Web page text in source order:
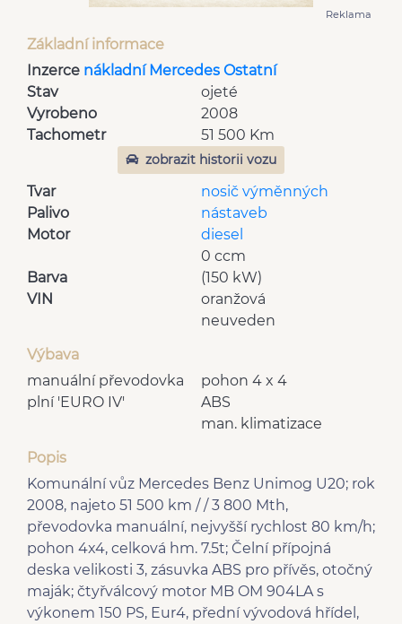
Reklama
Základní informace
Inzerce nákladní Mercedes Ostatní
Stav
ojeté
Vyrobeno
2008
Tachometr
51 500 Km
zobrazit historii vozu
Tvar
nosič výměnných
nástaveb
Palivo
diesel
Motor
0 ccm
(150 kW)
Barva
oranžová
VIN
neuveden
Výbava
pohon 4 x 4
manuální převodovka
ABS
plní 'EURO IV'
man. klimatizace
Popis
Komunální vůz Mercedes Benz Unimog U20; rok
2008, najeto 51 500 km / / 3 800 Mth,
převodovka manuální, nejvyšší rychlost 80 km/h;
pohon 4x4, celková hm. 7.5t; Čelní přípojná
deska velikosti 3, zásuvka ABS pro přívěs, otočný
maják; čtyřválcový motor MB OM 904LA s
výkonem 150 PS, Eur4, přední vývodová hřídel,